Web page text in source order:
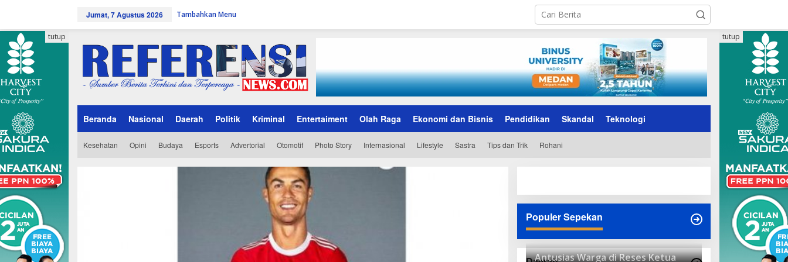
e
k
o
e
n
Jumat, 7 Agustus 2026 Tambahkan Menu
Beranda Nasional Daerah Politik Kriminal Entertaiment Olah Raga Ekonomi dan Bisnis Pendidikan Skandal Teknologi
Kesehatan Opini Budaya Esports Advertorial Otomotif Photo Story Internasional Lifestyle Sastra Tips dan Trik Rohani
tutup tutup
Populer Sepekan
Antusias Warga di Reses Ketua